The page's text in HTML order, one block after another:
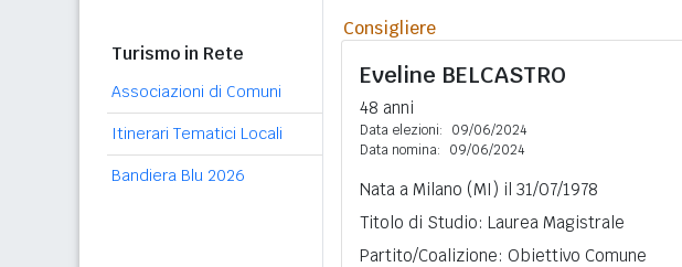
Turismo in Rete
Associazioni di Comuni
Itinerari Tematici Locali
Bandiera Blu 2026
Consigliere
Eveline BELCASTRO
48 anni
Data elezioni:
09/06/2024
Data nomina:
09/06/2024
Nata a Milano (MI) il 31/07/1978
Titolo di Studio: Laurea Magistrale
Partito/Coalizione: Obiettivo Comune